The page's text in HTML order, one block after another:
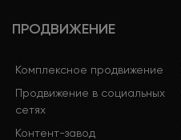
ПРОДВИЖЕНИЕ
Комплексное продвижение
Продвижение в социальных
сетях
Контент-завод